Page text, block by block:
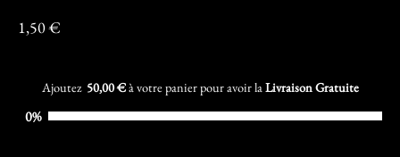
1,50€
Ajoutez 50,00€à votre panier pour avoir la Livraison Gratuite
0%